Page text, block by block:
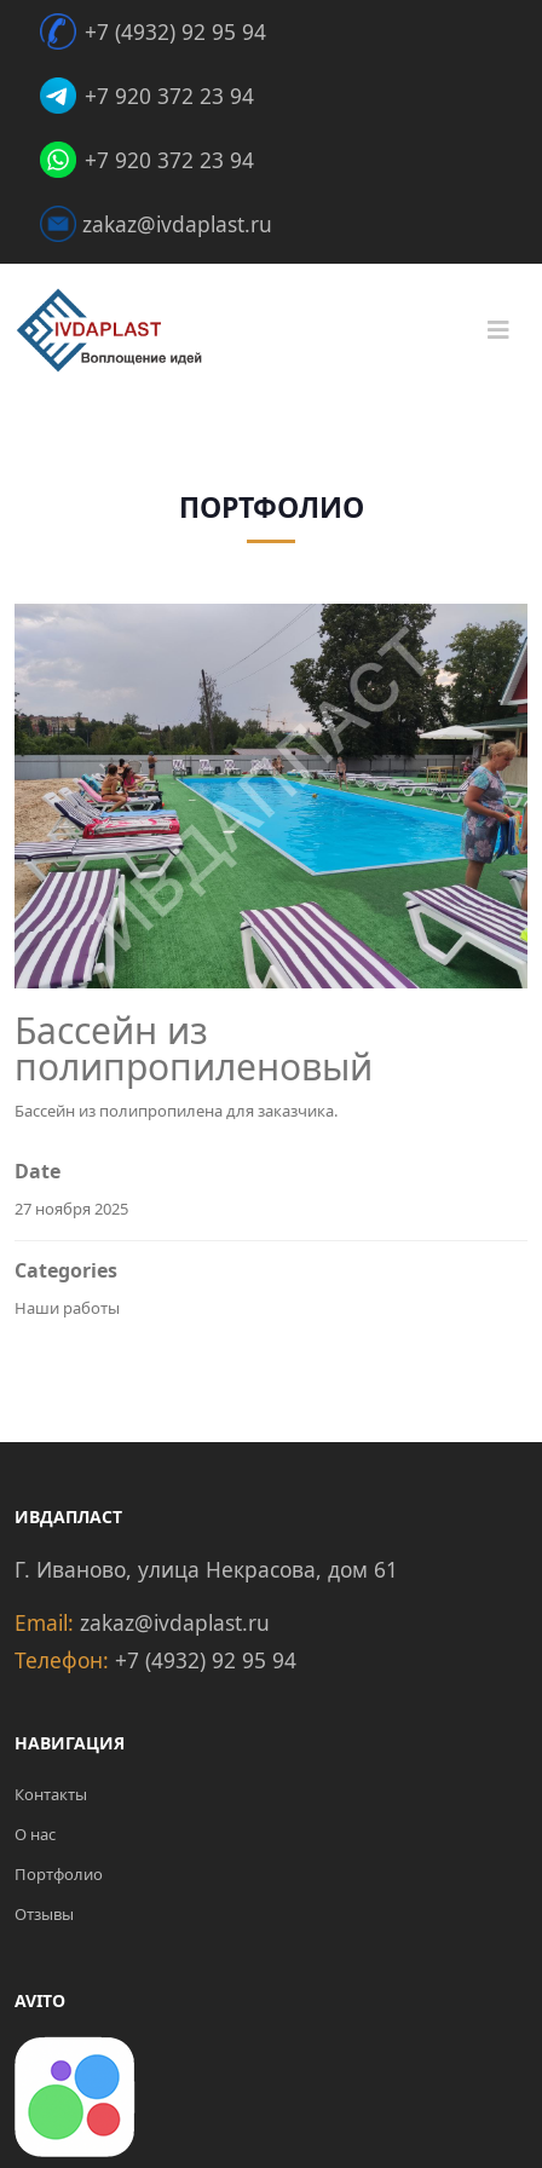
+7 (4932) 92 95 94
+7 920 372 23 94
+7 920 372 23 94
zakaz@ivdaplast.ru
ПОРТФОЛИО
Бассейн из
полипропиленовый
Бассейн из полипропилена для заказчика.
Date
27 ноября 2025
Categories
Наши работы
ИВДАПЛАСТ
Г. Иваново, улица Некрасова, дом 61
Email: zakaz@ivdaplast.ru
Телефон: +7 (4932) 92 95 94
НАВИГАЦИЯ
Контакты
О нас
Портфолио
Отзывы
AVITO